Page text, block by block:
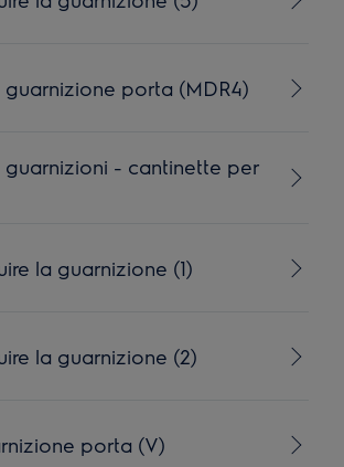
porta (MDR4)
guarnizioni - cantinette per
la guarnizione (1)
la guarnizione (2)
porta (V)